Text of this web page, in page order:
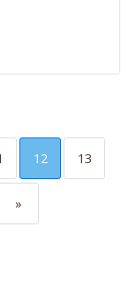
12 13
»